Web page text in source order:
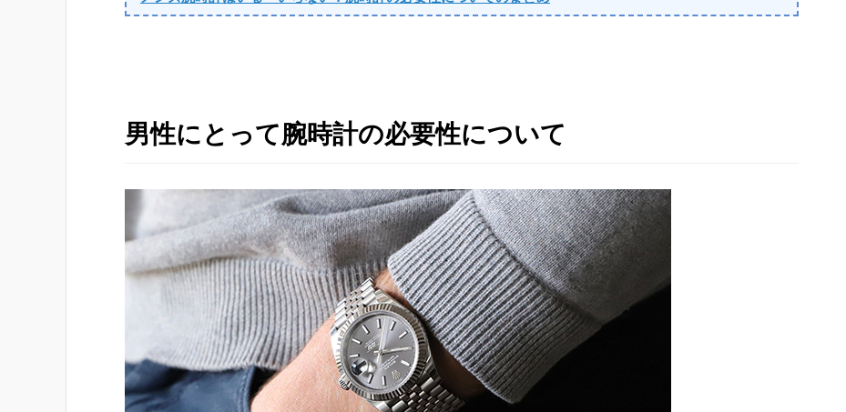
男性にとって腕時計の必要性について